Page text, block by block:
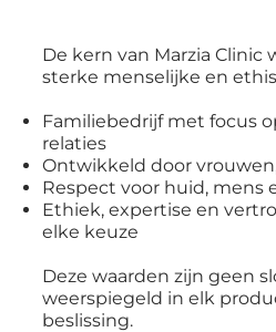
De kern van Marzia
sterke menselijke en
Familiebedrijf met focus
relaties
Ontwikkeld door
Respect voor huid, mens
Ethiek, expertise en
elke keuze
Deze waarden zijn geen
weerspiegeld in elk
beslissing.